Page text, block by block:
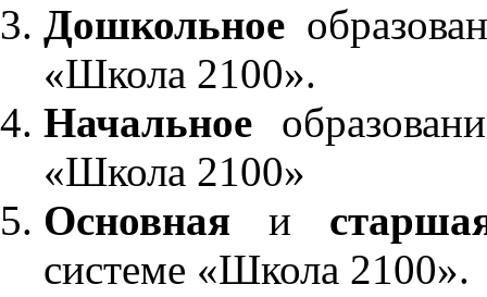
Дошкольное
«Школа 2100».
Начальное
«Школа 2100»
Основнаяи
системе «Школа 2100».